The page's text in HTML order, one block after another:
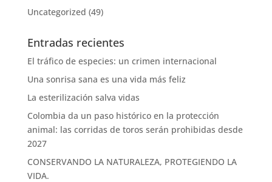
Uncategorized (49)
Entradas recientes
El tráfico de especies: un crimen internacional
Una sonrisa sana es una vida más feliz
La esterilización salva vidas
Colombia da un paso histórico en la protección
animal: las corridas de toros serán prohibidas desde
2027
CONSERVANDO LA NATURALEZA, PROTEGIENDO LA
VIDA.